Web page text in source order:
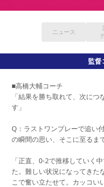
よくある質問
スポーツクラブ
関連団体/施設
長居公園 セレッソフットサルパ
セレッソ大阪アカデミー
大人のサッカースクール
その他
ニュース
監督
■高橋大輔コーチ
「結果を勝ち取れて、次に
す」
Q：ラストワンプレーで追い
の瞬間の思い、そこに至るま
「正直、0-2で推移していく
た。難しい状況になってきた
こで奮い立たせて。カッコい